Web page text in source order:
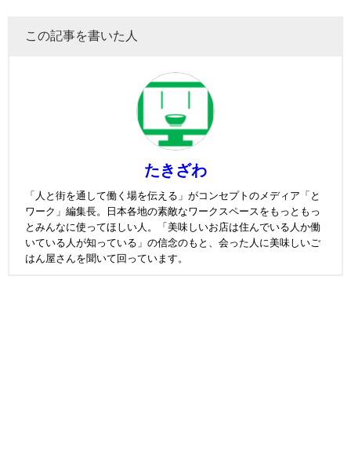
この記事を書いた人
たきざわ
「人と街を通して働く場を伝える」がコンセプトのメディア「と
ワーク」編集長。日本各地の素敵なワークスペースをもっともっ
とみんなに使ってほしい人。「美味しいお店は住んでいる人か働
いている人が知っている」の信念のもと、会った人に美味しいご
はん屋さんを聞いて回っています。